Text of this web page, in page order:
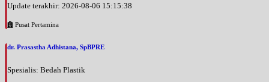
Update terakhir: 2026-08-06 15:15:38
Pusat Pertamina
dr. Prasastha Adhistana, SpBPRE
Spesialis: Bedah Plastik